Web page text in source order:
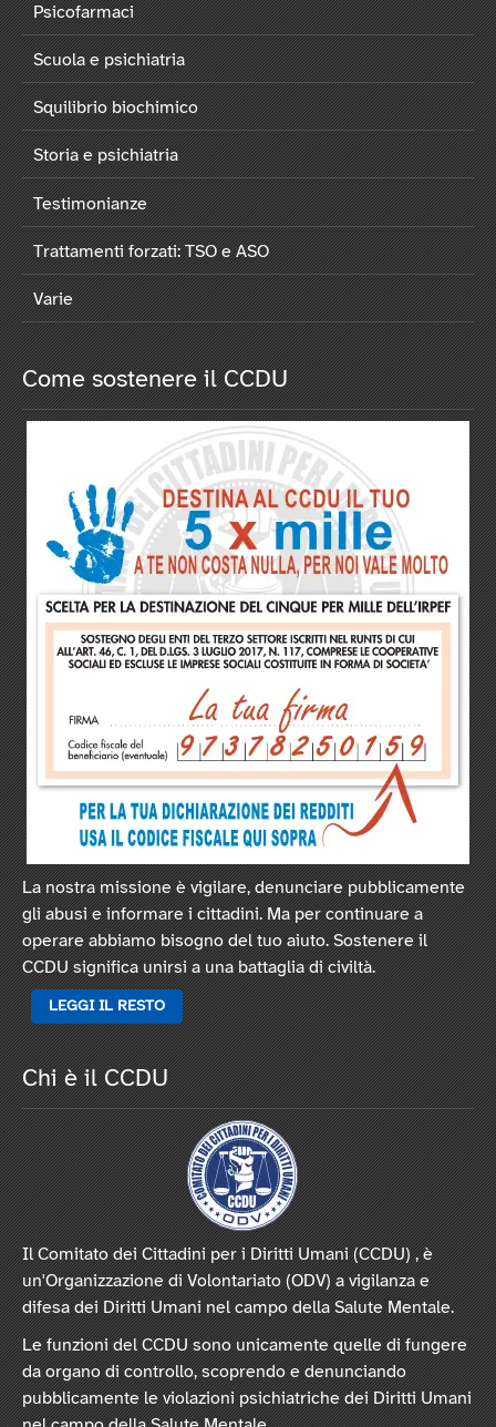
Psicofarmaci
Scuola e psichiatria
Squilibrio biochimico
Storia e psichiatria
Testimonianze
Trattamenti forzati: TSO e ASO
Varie
Come sostenere il CCDU
La nostra missione è vigilare, denunciare pubblicamente
gli abusi e informare i cittadini. Ma per continuare a
operare abbiamo bisogno del tuo aiuto. Sostenere il
CCDU significa unirsi a una battaglia di civiltà.
LEGGI IL RESTO
Chi è il CCDU
Il Comitato dei Cittadini per i Diritti Umani (CCDU) , è
un'Organizzazione di Volontariato (ODV) a vigilanza e
difesa dei Diritti Umani nel campo della Salute Mentale.
Le funzioni del CCDU sono unicamente quelle di fungere
da organo di controllo, scoprendo e denunciando
pubblicamente le violazioni psichiatriche dei Diritti Umani